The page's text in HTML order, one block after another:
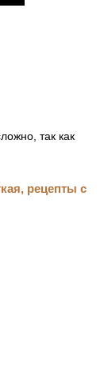
так как